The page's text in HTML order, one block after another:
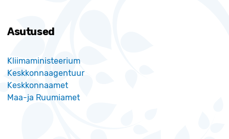
Asutused
Kliimaministeerium
Keskkonnaagentuur
Keskkonnaamet
Maa-ja Ruumiamet